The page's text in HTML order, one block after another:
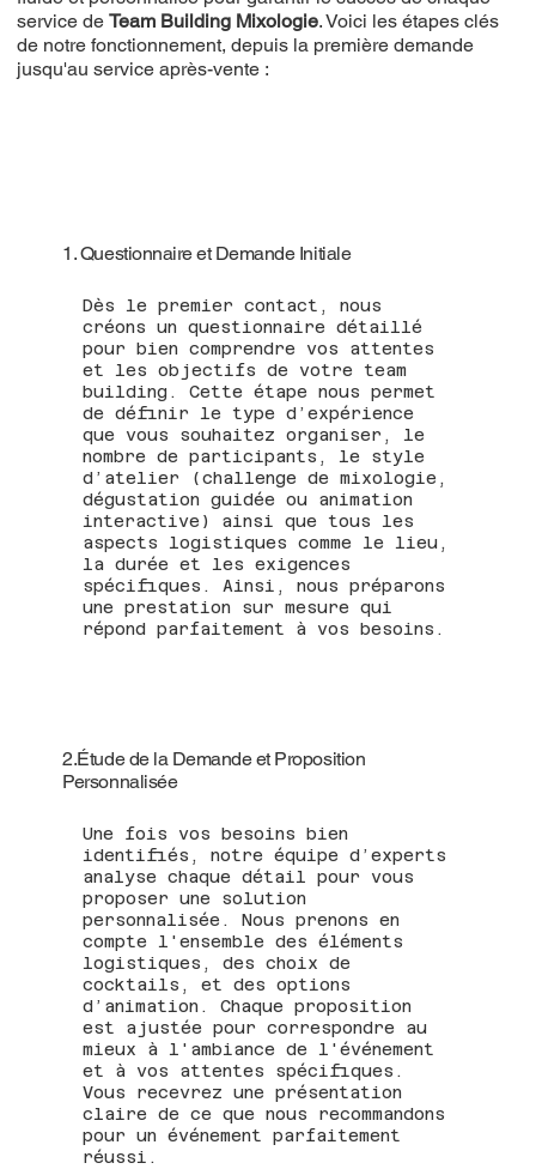
service deTeam Building Mixologie. Voici les étapes clés
de notre fonctionnement, depuis la première demande
jusqu'au service après-vente :
1. Questionnaire et Demande Initiale
Dès le premier contact, nous
créons un questionnaire détaillé
pour bien comprendre vos attentes
et les objectifs de votre team
building. Cette étape nous permet
de définir le type d’expérience
que vous souhaitez organiser, le
nombre de participants, le style
d’atelier (challenge de mixologie,
dégustation guidée ou animation
interactive) ainsi que tous les
aspects logistiques comme le lieu,
la durée et les exigences
spécifiques. Ainsi, nous préparons
une prestation sur mesure qui
répond parfaitement à vos besoins.
2.Étude de la Demande et Proposition
Personnalisée
Une fois vos besoins bien
identifiés, notre équipe d’experts
analyse chaque détail pour vous
proposer une solution
personnalisée. Nous prenons en
compte l'ensemble des éléments
logistiques, des choix de
cocktails, et des options
d’animation. Chaque proposition
est ajustée pour correspondre au
mieux à l'ambiance de l'événement
et à vos attentes spécifiques.
Vous recevrez une présentation
claire de ce que nous recommandons
pour un événement parfaitement
réussi.